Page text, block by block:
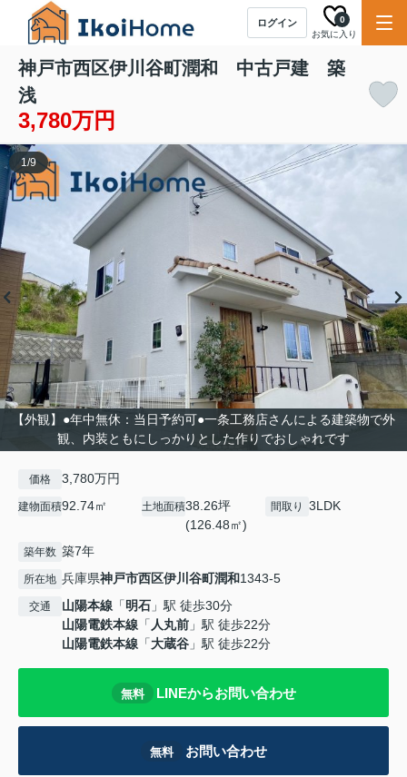
ログイン
お気に入り
0
神戸市西区伊川谷町潤和 中古戸建 築
浅
3,780万円
【外観】●年中無休：当日予約可●一条工務店さんによる建築物で外
観、内装ともにしっかりとした作りでおしゃれです
1/9
価格 3,780万円
建物面積92.74㎡ 土地面積38.26坪
(126.48㎡)
間取り 3LDK
築年数 築7年
所在地 兵庫県神戸市西区伊川谷町潤和1343-5
交通 山陽本線 「明石 」駅 徒歩30分
山陽電鉄本線 「 人丸前 」駅 徒歩22分
山陽電鉄本線 「大蔵谷 」駅 徒歩22分
無料 LINEからお問い合わせ
無料 お問い合わせ